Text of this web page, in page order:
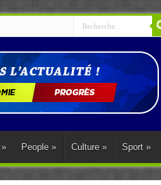
» People » Culture » Sport »